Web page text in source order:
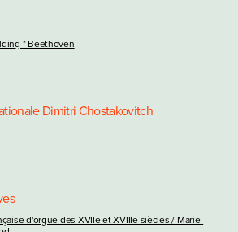
* Beethoven
Dimitri Chostakovitch
d'orgue des XVIIe et XVIIIe siècles / Marie-